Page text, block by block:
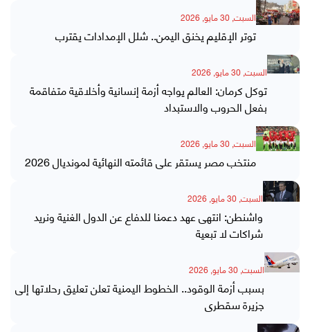
السبت, 30 مايو, 2026
توتر الإقليم يخنق اليمن.. شلل الإمدادات يقترب
السبت, 30 مايو, 2026
توكل كرمان: العالم يواجه أزمة إنسانية وأخلاقية متفاقمة
بفعل الحروب والاستبداد
السبت, 30 مايو, 2026
منتخب مصر يستقر على قائمته النهائية لمونديال 2026
السبت, 30 مايو, 2026
واشنطن: انتهى عهد دعمنا للدفاع عن الدول الغنية ونريد
شراكات لا تبعية
السبت, 30 مايو, 2026
بسبب أزمة الوقود.. الخطوط اليمنية تعلن تعليق رحلاتها إلى
جزيرة سقطرى